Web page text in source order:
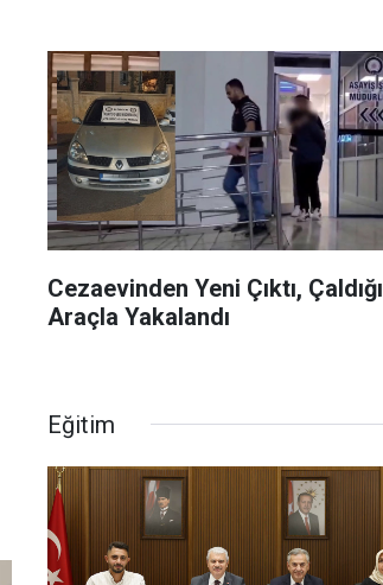
Cezaevinden Yeni Çıktı, Çaldığı
Araçla Yakalandı
Eğitim